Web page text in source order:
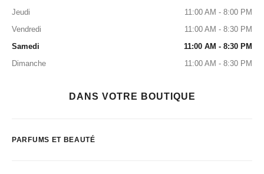
Jeudi
11:00 AM - 8:00 PM
Vendredi
11:00 AM - 8:30 PM
Samedi
11:00 AM - 8:30 PM
Dimanche
11:00 AM - 8:30 PM
DANS VOTRE BOUTIQUE
PARFUMS ET BEAUTÉ